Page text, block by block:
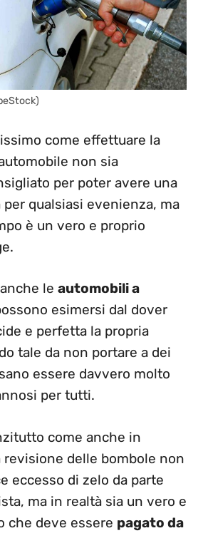
come effettuare la
non sia
per poter avere una
qualsiasi evenienza, ma
è un vero e proprio
le automobili a
esimersi dal dover
e perfetta la propria
tale da non portare a dei
essere davvero molto
per tutti.
come anche in
revisione delle bombole non
eccesso di zelo da parte
ma in realtà sia un vero e
che deve essere pagato da